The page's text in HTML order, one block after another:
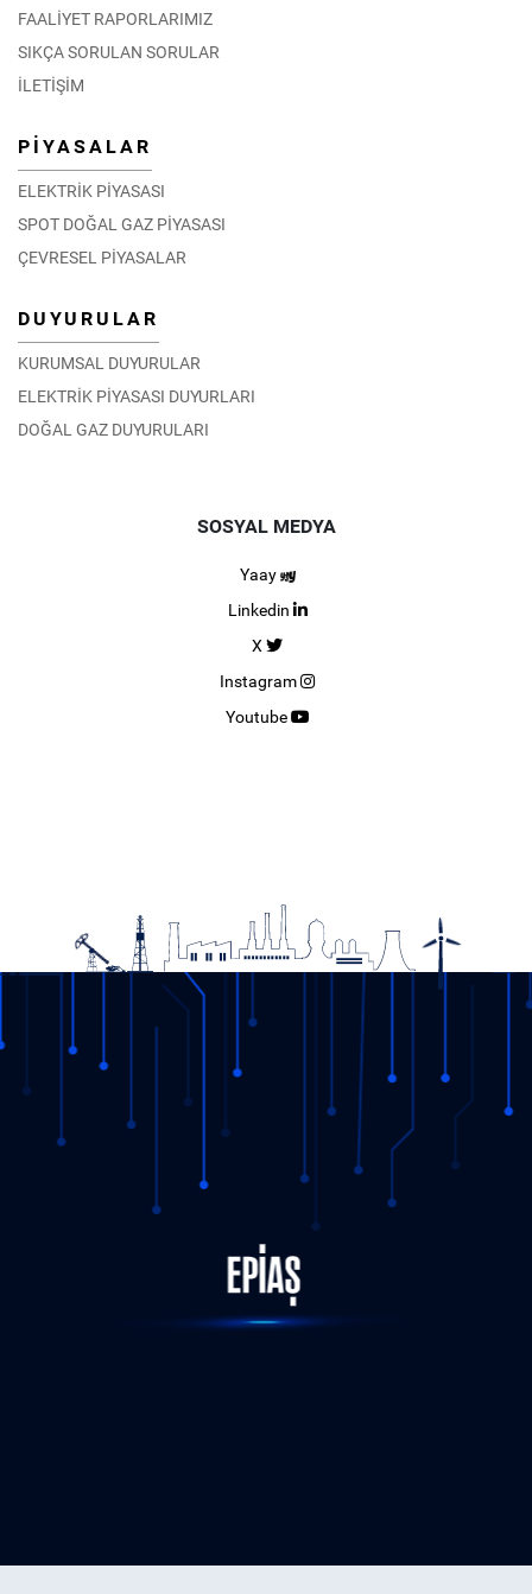
FAALİYET RAPORLARIMIZ
SIKÇA SORULAN SORULAR
İLETİŞİM
PİYASALAR
ELEKTRİK PİYASASI
SPOT DOĞAL GAZ PİYASASI
ÇEVRESEL PİYASALAR
DUYURULAR
KURUMSAL DUYURULAR
ELEKTRİK PİYASASI DUYURLARI
DOĞAL GAZ DUYURULARI
SOSYAL MEDYA
Yaay
Linkedin
X
Instagram
Youtube